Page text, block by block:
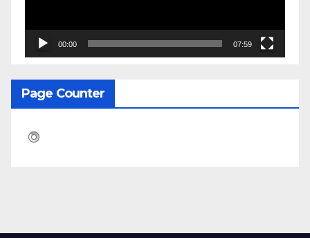
00:00 07:59
Page Counter